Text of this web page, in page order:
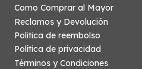
Como Comprar al Mayor
Reclamos y Devolución
Politica de reembolso
Política de privacidad
Términos y Condiciones